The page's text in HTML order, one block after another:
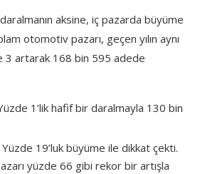
aksine, iç pazarda büyüme
otomotiv pazarı, geçen yılın aynı
3 artarak 168 bin 595 adede
1’lik hafif bir daralmayla 130 bin
Yüzde 19’luk büyüme ile dikkat çekti.
yüzde 66 gibi rekor bir artışla